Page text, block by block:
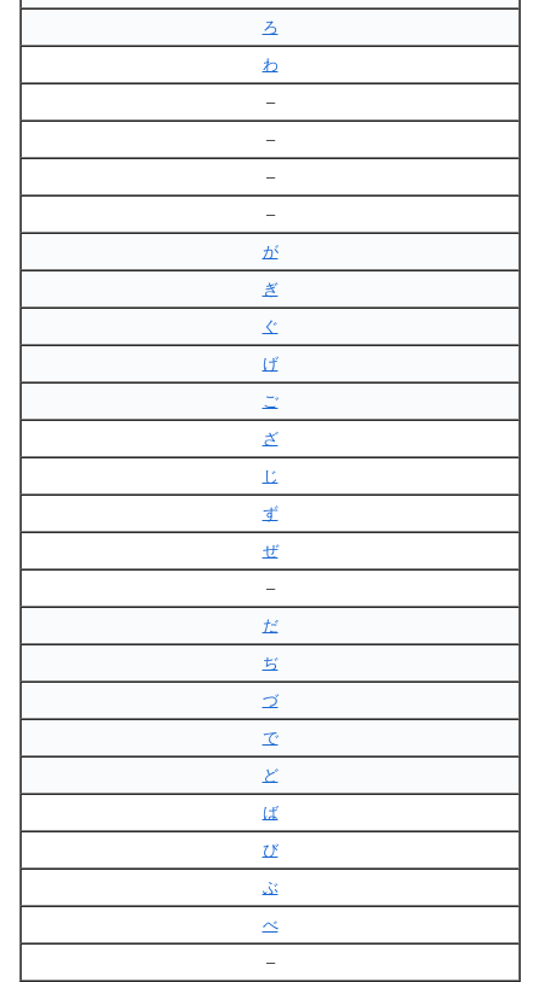
ろ
わ
–
–
–
–
が
ぎ
ぐ
げ
ご
ざ
じ
ず
ぜ
–
だ
ぢ
づ
で
ど
ば
び
ぶ
べ
–